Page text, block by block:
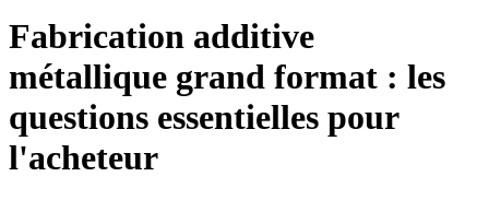
Fabrication additive
métallique grand format : les
questions essentielles pour
l'acheteur